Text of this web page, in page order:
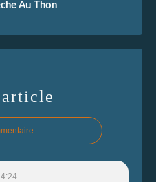
Au Thon
article